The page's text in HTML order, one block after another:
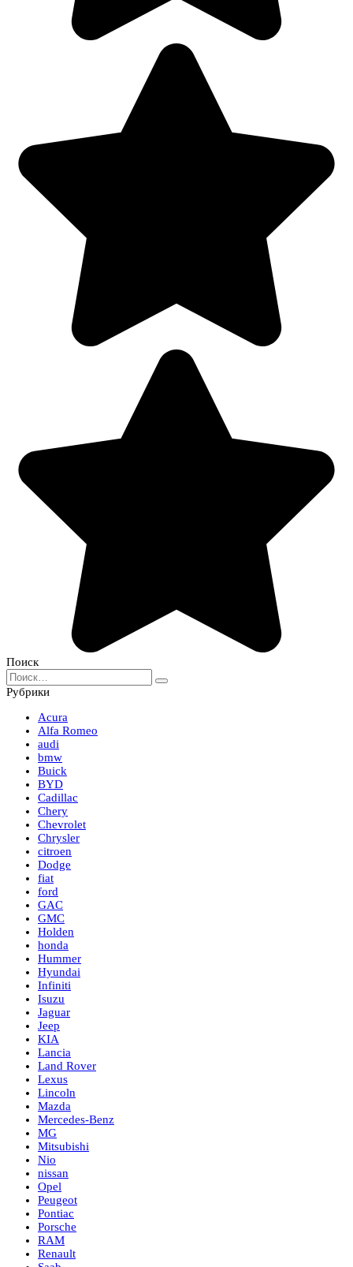
Поиск
Search
for:
Рубрики
Acura
Alfa Romeo
audi
bmw
Buick
BYD
Cadillac
Chery
Chevrolet
Chrysler
citroen
Dodge
fiat
ford
GAC
GMC
Holden
honda
Hummer
Hyundai
Infiniti
Isuzu
Jaguar
Jeep
KIA
Lancia
Land Rover
Lexus
Lincoln
Mazda
Mercedes-Benz
MG
Mitsubishi
Nio
nissan
Opel
Peugeot
Pontiac
Porsche
RAM
Renault